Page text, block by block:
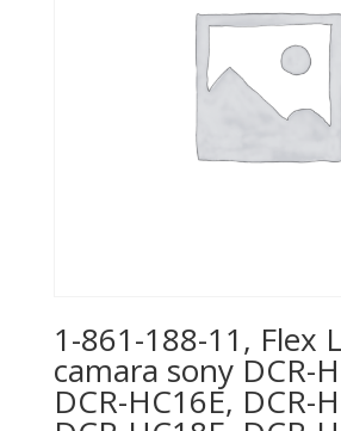
1-861-188-11, Flex
camara sony DCR-
DCR-HC16E, DCR-